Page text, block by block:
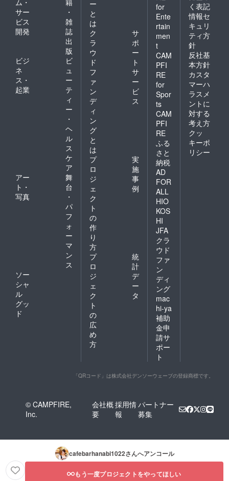
ム・
サー
ビス
開発
籍
・
雑
誌
出
版
ビジ
ネ
ス・
起業
ビ
ュ
ー
テ
ィ
ー
・
ヘ
ル
ス
ケ
ア
アー
ト・
写真
舞
台
・
パ
フ
ォ
ー
マ
ン
ス
ソー
シャ
ル
グッ
ド
ー
と
は
ク
ラ
ウ
ド
フ
ァ
ン
デ
ィ
ン
グ
と
は
サ
ポ
ー
ト
サ
ー
ビ
ス
プ
ロ
ジ
ェ
ク
ト
の
作
り
方
実
施
事
例
プ
ロ
ジ
ェ
ク
ト
の
広
め
方
統
計
デ
ー
タ
for
Ente
rtain
men
t
CAM
PFI
RE
for
Spor
ts
CAM
PFI
RE
ふる
さと
納税
AD
FOR
ALL
HIO
KOS
HI
JFA
クラ
ウド
ファ
ン
ディ
ング
mac
hi-ya
補助
金申
請サ
ポー
ト
く表記
情報セ
キュリ
ティ方
針
反社基
本方針
カスタ
マーハ
ラスメ
ントに
対する
考え方
クッ
キーポ
リシー
「QRコード」は株式会社デンソーウェーブの登録商標です。
© CAMPFIRE,
Inc.
会社概
要
採用情
報
パートナー
募集
cafebarhanabi1022さんへアンコール
もう一度プロジェクトをやってほしい